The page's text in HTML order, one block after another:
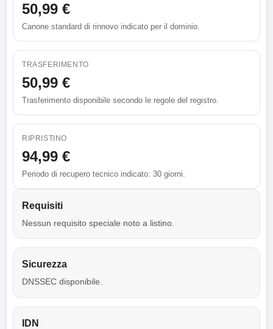
50,99 €
Canone standard di rinnovo indicato per il dominio.
TRASFERIMENTO
50,99 €
Trasferimento disponibile secondo le regole del registro.
RIPRISTINO
94,99 €
Periodo di recupero tecnico indicato: 30 giorni.
Requisiti
Nessun requisito speciale noto a listino.
Sicurezza
DNSSEC disponibile.
IDN